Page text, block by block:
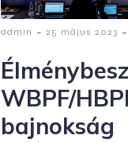
admin - 25 május 2023 -
WBPF/
bajnokság